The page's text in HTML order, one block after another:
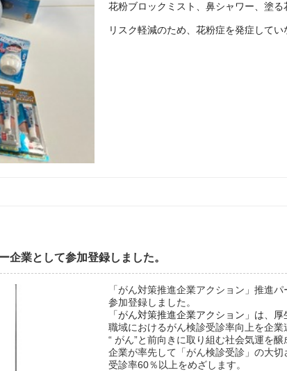
花粉ブロックミスト、鼻シャワー、塗
リスク軽減のため、花粉症を発症して
企業として参加登録しました。
「がん対策推進企業アクション」推進
参加登録しました。
「がん対策推進企業アクション」は、
職域におけるがん検診受診率向上を企
“ がん”と前向きに取り組む社会気運を醸
企業が率先して「がん検診受診」の大
受診率60％以上をめざします。